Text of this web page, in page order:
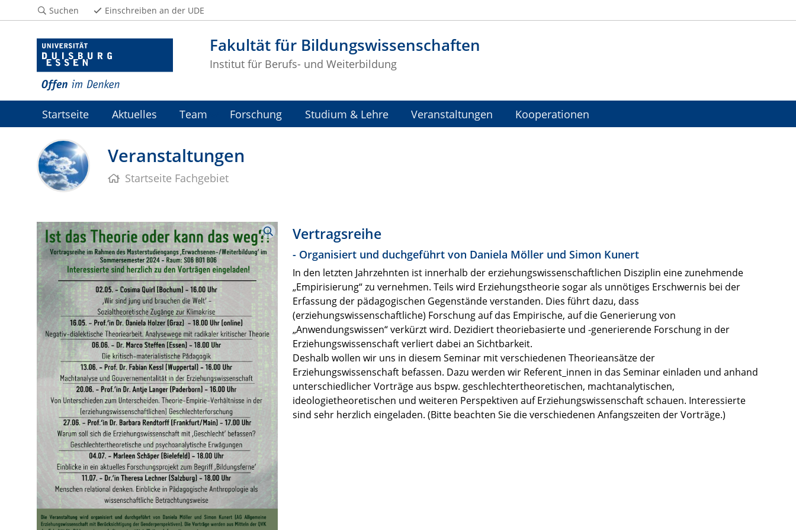
Fakultät für Bildungswissenschaften
Institut für Berufs- und Weiterbildung
Suchen Einschreiben an der UDE
Startseite Aktuelles Team Forschung Studium & Lehre Veranstaltungen Kooperationen
Veranstaltungen
Startseite Fachgebiet
Vertragsreihe
- Organisiert und duchgeführt von Daniela Möllerund Simon Kunert
In den letzten Jahrzehnten ist innerhalb der erziehungswissenschaftlichen Disziplin eine zunehmende
„Empirisierung“ zu vernehmen. Teils wird Erziehungstheorie sogar als unnötiges Erschwernis bei der
Erfassung der pädagogischen Gegenstände verstanden. Dies führt dazu, dass
(erziehungswissenschaftliche) Forschung auf das Empirische, auf die Generierung von
„Anwendungswissen“ verkürzt wird. Dezidiert theoriebasierte und -generierende Forschung in der
Erziehungswissenschaft verliert dabei an Sichtbarkeit.
Deshalb wollen wir uns in diesem Seminar mit verschiedenen Theorieansätze der
Erziehungswissenschaft befassen. Dazu werden wir Referent_innen in das Seminar einladen und anhand
unterschiedlicher Vorträge aus bspw. geschlechtertheoretischen, machtanalytischen,
ideologietheoretischen und weiteren Perspektiven auf Erziehungswissenschaft schauen. Interessierte
sind sehr herzlich eingeladen. (Bitte beachten Sie die verschiedenen Anfangszeiten der Vorträge.)